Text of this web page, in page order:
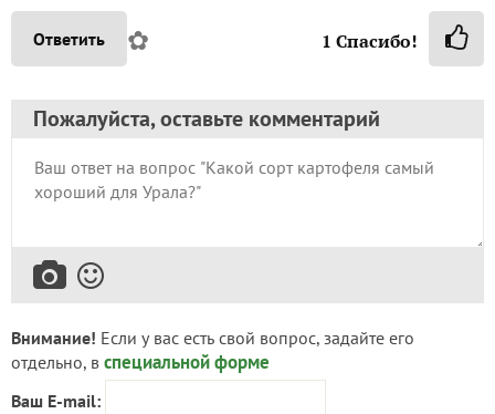
Ответить ✿ 1 Спасибо!
Пожалуйста, оставьте комментарий
Внимание! Если у вас есть свой вопрос, задайте его
отдельно, в специальной форме
Ваш E-mail: